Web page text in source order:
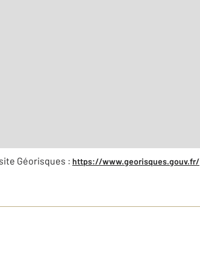
Géorisques : https://www.georisques.gouv.fr/